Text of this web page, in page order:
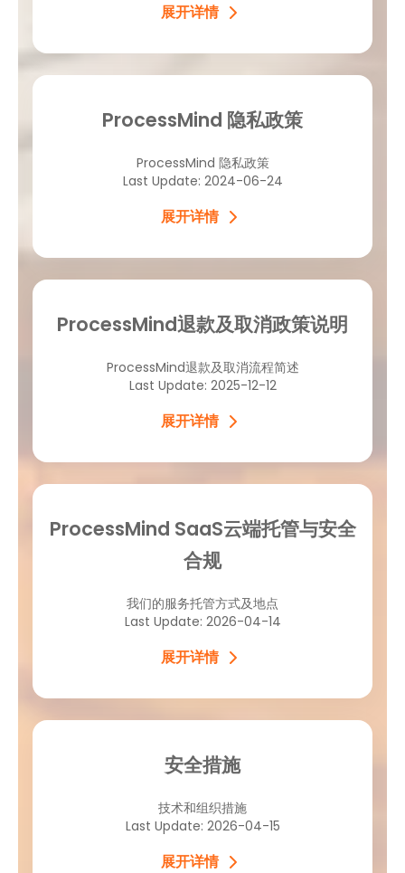
展开详情
ProcessMind 隐私政策
ProcessMind 隐私政策
Last Update: 2024-06-24
展开详情
ProcessMind退款及取消政策说明
ProcessMind退款及取消流程简述
Last Update: 2025-12-12
展开详情
ProcessMind SaaS云端托管与安全
合规
我们的服务托管方式及地点
Last Update: 2026-04-14
展开详情
安全措施
技术和组织措施
Last Update: 2026-04-15
展开详情